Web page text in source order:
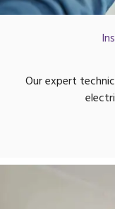
Our expert